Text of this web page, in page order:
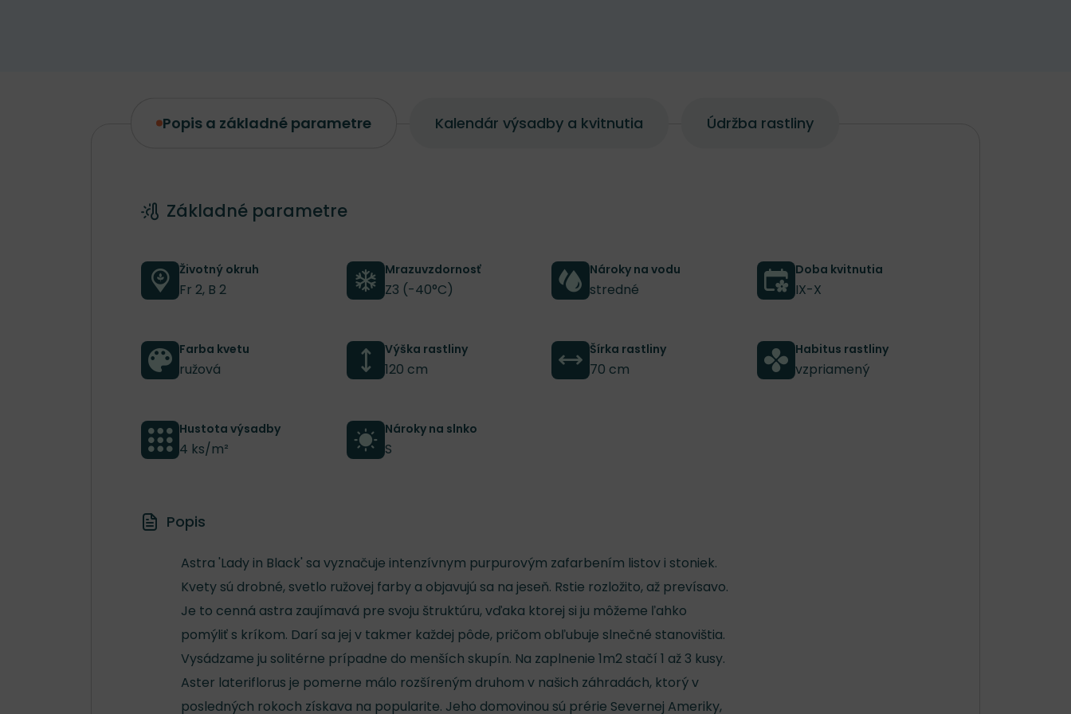
Popis a základné parametre Kalendár výsadby a kvitnutia Údržba rastliny
Popis a základné parametre
Základné parametre
Životný okruh
Fr 2, B 2
Mrazuvzdornosť
Z3 (-40°C)
Nároky na vodu
stredné
Doba kvitnutia
IX-X
Farba kvetu
ružová
Výška rastliny
120 cm
Šírka rastliny
70 cm
Habitus rastliny
vzpriamený
Hustota výsadby
4 ks/m²
Nároky na slnko
S
Popis
Astra 'Lady in Black' sa vyznačuje intenzívnym purpurovým zafarbením listov i stoniek.
Kvety sú drobné, svetlo ružovej farby a objavujú sa na jeseň. Rstie rozložito, až prevísavo.
Je to cenná astra zaujímavá pre svoju štruktúru, vďaka ktorej si ju môžeme ľahko
pomýliť s kríkom. Darí sa jej v takmer každej pôde, pričom obľubuje slnečné stanovištia.
Vysádzame ju solitérne prípadne do menších skupín. Na zaplnenie 1m2 stačí 1 až 3 kusy.
Aster lateriflorus je pomerne málo rozšíreným druhom v našich záhradách, ktorý v
posledných rokoch získava na popularite. Jeho domovinou sú prérie Severnej Ameriky,